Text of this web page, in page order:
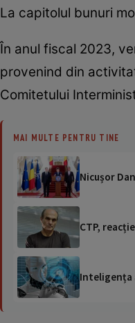
La capitolul bunuri
În anul fiscal 2023,
provenind din
Comitetului
MAI MULTE PENTRU TINE
Nicușor
CTP,
Inteligența